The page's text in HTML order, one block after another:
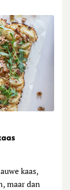
kaas,
maar dan